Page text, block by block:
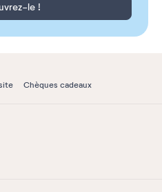
le !
Chèques cadeaux